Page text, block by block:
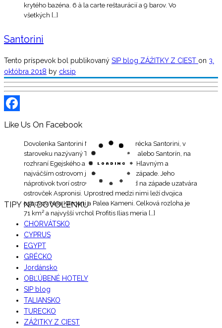
krytého bazéna. 6 à la carte reštaurácií a 9 barov. Vo
všetkých […]
Dovolenka Santorini Najkrajší ostrov Grécka Santorini, v
staroveku nazývaný Théra, dnes Thira, alebo Santorín, na
rozhraní Egejského a Krétskeho mora. Hlavným a
najväčším ostrovom je Thira na severozápade. Jeho
náprotivok tvorí ostrov Thirasia a obvod na západe uzatvára
ostrovček Aspronisi. Uprostred medzi nimi leží dvojica
ostrovov Nea Kameni a Palea Kameni. Celková rozloha je
71 km² a najvyšší vrchol Profitis Ilias meria […]
Santorini
Tento príspevok bol publikovaný SIP blog ZÁŽITKY Z CIEST on 3.
októbra 2018 by cksip
Like Us On Facebook
TIPY NA DOVOLENKU
CHORVÁTSKO
CYPRUS
EGYPT
GRÉCKO
Jordánsko
OBĽÚBENÉ HOTELY
SIP blog
TALIANSKO
TURECKO
ZÁŽITKY Z CIEST